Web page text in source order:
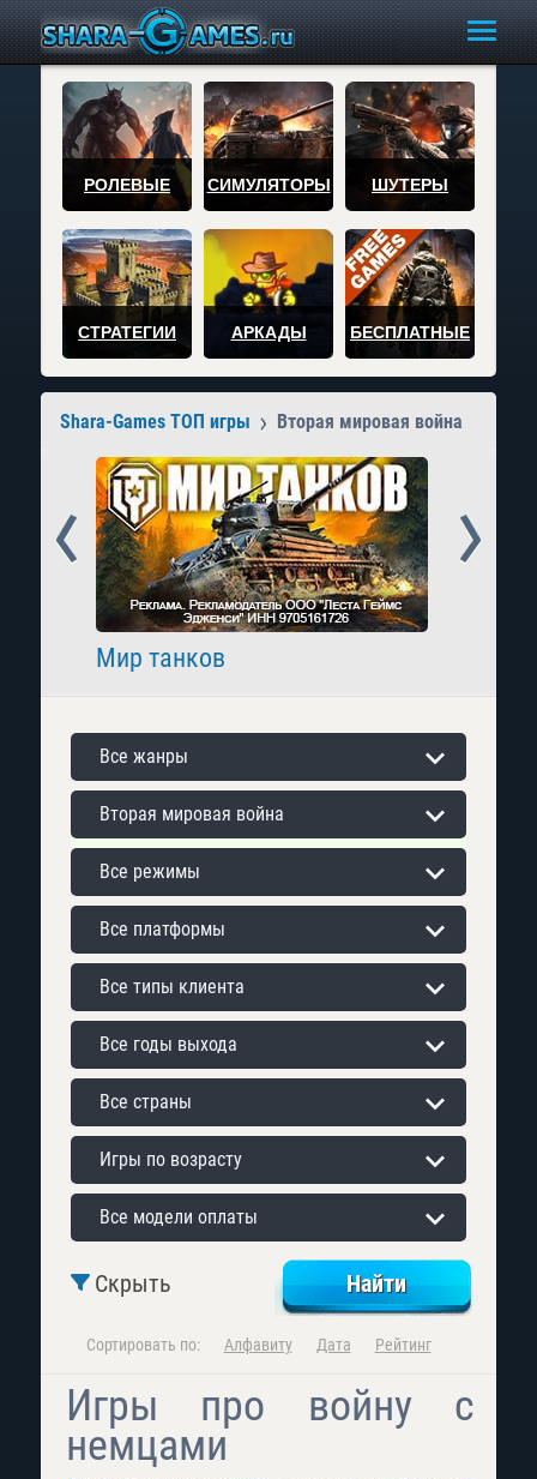
РОЛЕВЫЕ СИМУЛЯТОРЫ ШУТЕРЫ
СТРАТЕГИИ АРКАДЫ БЕСПЛАТНЫЕ
Shara-Games ТОП игры Вторая мировая война
Мир танков
Prev
Все жанры
Вторая мировая война
Все режимы
Все платформы
Все типы клиента
Все годы выхода
Все страны
Игры по возрасту
Все модели оплаты
Скрыть
Сортировать по: Алфавиту Дата Рейтинг
Игры про войну с
немцами